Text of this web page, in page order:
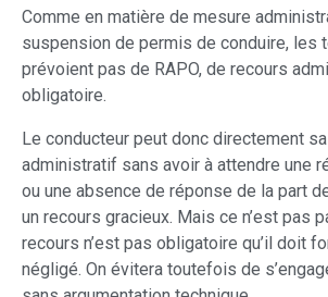
Comme en matière de mesure
suspension de permis de conduire, les
prévoient pas de RAPO, de recours
obligatoire.
Le conducteur peut donc directement
administratif sans avoir à attendre une
ou une absence de réponse de la part
un recours gracieux. Mais ce n’est pas
recours n’est pas obligatoire qu’il doit
négligé. On évitera toutefois de